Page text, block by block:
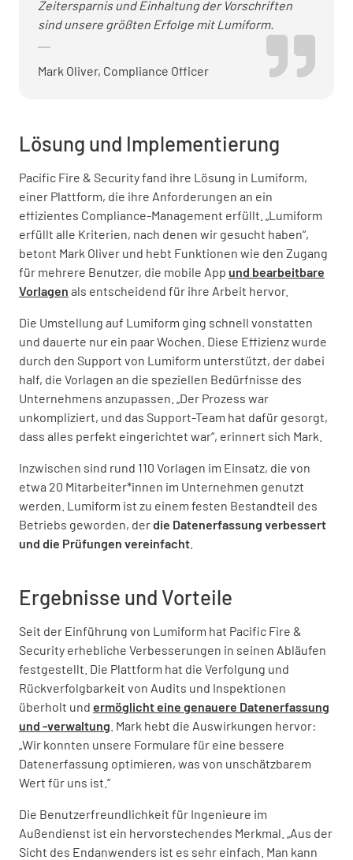
Zeitersparnis und Einhaltung der Vorschriften
sind unsere größten Erfolge mit Lumiform.
Mark Oliver, Compliance Officer
Lösung und Implementierung
Pacific Fire & Security fand ihre Lösung in Lumiform,
einer Plattform, die ihre Anforderungen an ein
effizientes Compliance-Management erfüllt. „Lumiform
erfüllt alle Kriterien, nach denen wir gesucht haben“,
betont Mark Oliver und hebt Funktionen wie den Zugang
für mehrere Benutzer, die mobile App und bearbeitbare
Vorlagen als entscheidend für ihre Arbeit hervor.
Die Umstellung auf Lumiform ging schnell vonstatten
und dauerte nur ein paar Wochen. Diese Effizienz wurde
durch den Support von Lumiform unterstützt, der dabei
half, die Vorlagen an die speziellen Bedürfnisse des
Unternehmens anzupassen. „Der Prozess war
unkompliziert, und das Support-Team hat dafür gesorgt,
dass alles perfekt eingerichtet war“, erinnert sich Mark.
Inzwischen sind rund 110 Vorlagen im Einsatz, die von
etwa 20 Mitarbeiter*innen im Unternehmen genutzt
werden. Lumiform ist zu einem festen Bestandteil des
Betriebs geworden, derdie Datenerfassung verbessert
und die Prüfungen vereinfacht
Ergebnisse und Vorteile
Seit der Einführung von Lumiform hat Pacific Fire &
Security erhebliche Verbesserungen in seinen Abläufen
festgestellt. Die Plattform hat die Verfolgung und
Rückverfolgbarkeit von Audits und Inspektionen
überholt und ermöglicht eine genauere Datenerfassung
und -verwaltung . Mark hebt die Auswirkungen hervor:
„Wir konnten unsere Formulare für eine bessere
Datenerfassung optimieren, was von unschätzbarem
Wert für uns ist.“
Die Benutzerfreundlichkeit für Ingenieure im
Außendienst ist ein hervorstechendes Merkmal. „Aus der
Sicht des Endanwenders ist es sehr einfach. Man kann